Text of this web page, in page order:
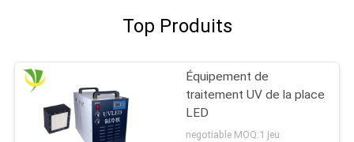
Top Produits
Équipement de
traitement UV de la place
LED
negotiable MOQ:1 jeu